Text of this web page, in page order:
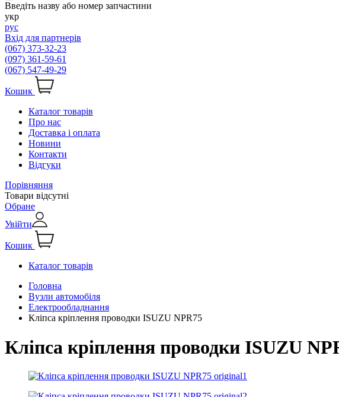
Введіть назву або номер запчастини
укр
рус
Вхід для партнерів
(067) 373-32-23
(097) 361-59-61
(067) 547-49-29
Кошик
Каталог товарів
Про нас
Доставка і оплата
Новини
Контакти
Відгуки
Порівняння
Товари відсутні
Обране
Увійти
Кошик
Каталог товарів
Головна
Вузли автомобіля
Електрообладнання
Кліпса кріплення проводки ISUZU NPR75
Кліпса кріплення проводки ISUZU